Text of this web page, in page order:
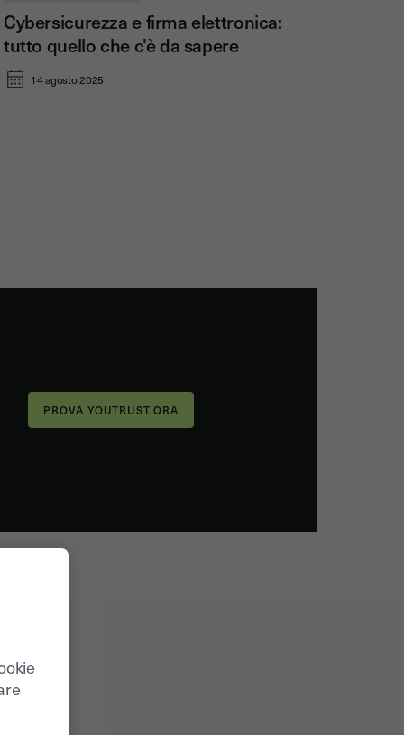
Cybersicurezza e firma elettronica:
tutto quello che c'è da sapere
14 agosto 2025